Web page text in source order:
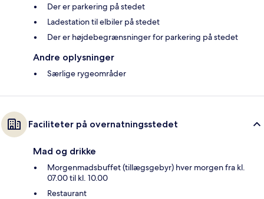
Der er parkering på stedet
Ladestation til elbiler på stedet
Der er højdebegrænsninger for parkering på stedet
Andre oplysninger
Særlige rygeområder
Faciliteter på overnatningsstedet
Mad og drikke
Morgenmadsbuffet (tillægsgebyr) hver morgen fra kl.
07.00 til kl. 10.00
Restaurant